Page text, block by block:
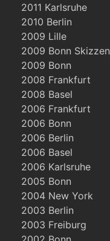
2011 Karlsruhe
2010 Berlin
2009 Lille
2009 Bonn Skizzen
2009 Bonn
2008 Frankfurt
2008 Basel
2006 Frankfurt
2006 Bonn
2006 Berlin
2006 Basel
2006 Karlsruhe
2005 Bonn
2004 New York
2003 Berlin
2003 Freiburg